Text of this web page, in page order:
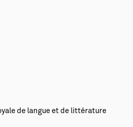
de langue et de littérature